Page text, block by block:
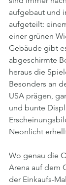
aufgebaut und
aufgeteilt:
einer grünen
Gebäude gibt
abgeschirmte
heraus die
Besonders an
USA prägen,
und bunte
Neonlicht
Wo genau die
Arena auf dem
der Einkaufs-